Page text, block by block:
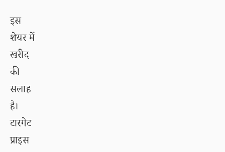
इस
शेयर में
खरीद
की
सलाह
है।
टारगेट
प्राइस